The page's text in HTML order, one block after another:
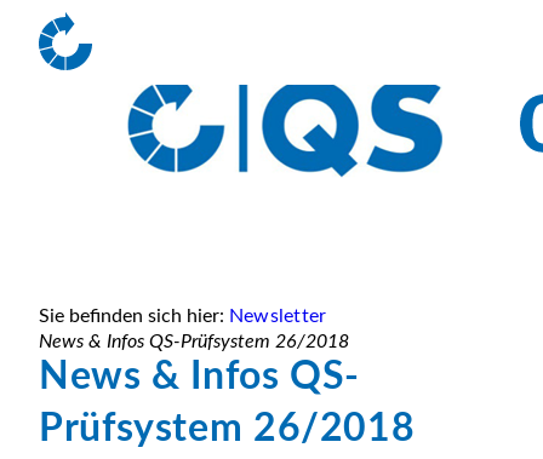
Sie befinden sich hier: Newsletter
News & Infos QS-Prüfsystem 26/2018
News & Infos QS-
Prüfsystem 26/2018